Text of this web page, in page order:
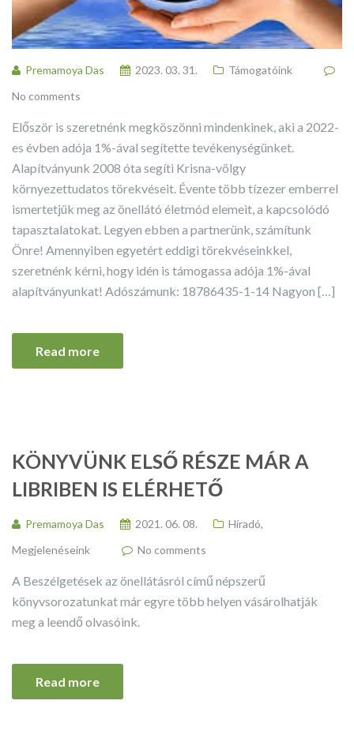
Premamoya Das 2023. 03. 31.
Támogatóink
No comments
Először is szeretnénk megköszönni mindenkinek, aki a 2022-
es évben adója 1%-ával segítette tevékenységünket.
Alapítványunk 2008 óta segíti Krisna-völgy
környezettudatos törekvéseit. Évente több tízezer emberrel
ismertetjük meg az önellátó életmód elemeit, a kapcsolódó
tapasztalatokat. Legyen ebben a partnerünk, számítunk
Önre! Amennyiben egyetért eddigi törekvéseinkkel,
szeretnénk kérni, hogy idén is támogassa adója 1%-ával
alapítványunkat! Adószámunk: 18786435-1-14 Nagyon […]
Read more
KÖNYVÜNK ELSŐ RÉSZE MÁR A
LIBRIBEN IS ELÉRHETŐ
Premamoya Das 2021. 06. 08. Híradó,
Megjelenéseink
No comments
A Beszélgetések az önellátásról című népszerű
könyvsorozatunkat már egyre több helyen vásárolhatják
meg a leendő olvasóink.
Read more